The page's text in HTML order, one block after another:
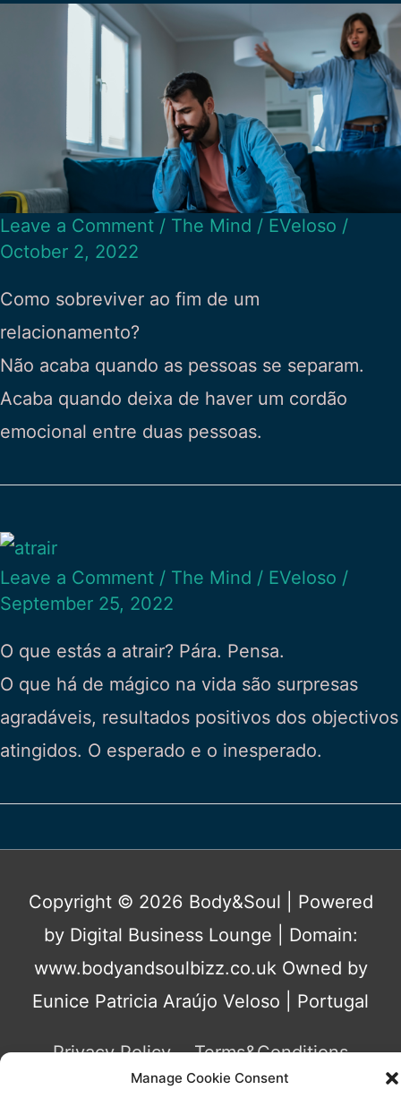
Manage Cookie Consent
Leave a Comment / The Mind / EVeloso /
October 2, 2022
Como sobreviver ao fim de um
relacionamento?
Não acaba quando as pessoas se separam.
Acaba quando deixa de haver um cordão
emocional entre duas pessoas.
Leave a Comment / The Mind / EVeloso /
September 25, 2022
O que estás a atrair? Pára. Pensa.
O que há de mágico na vida são surpresas
agradáveis, resultados positivos dos objectivos
atingidos. O esperado e o inesperado.
Copyright © 2026 Body&Soul | Powered
by Digital Business Lounge | Domain:
www.bodyandsoulbizz.co.uk Owned by
Eunice Patricia Araújo Veloso | Portugal
Privacy Policy
Terms&Conditions
Contact